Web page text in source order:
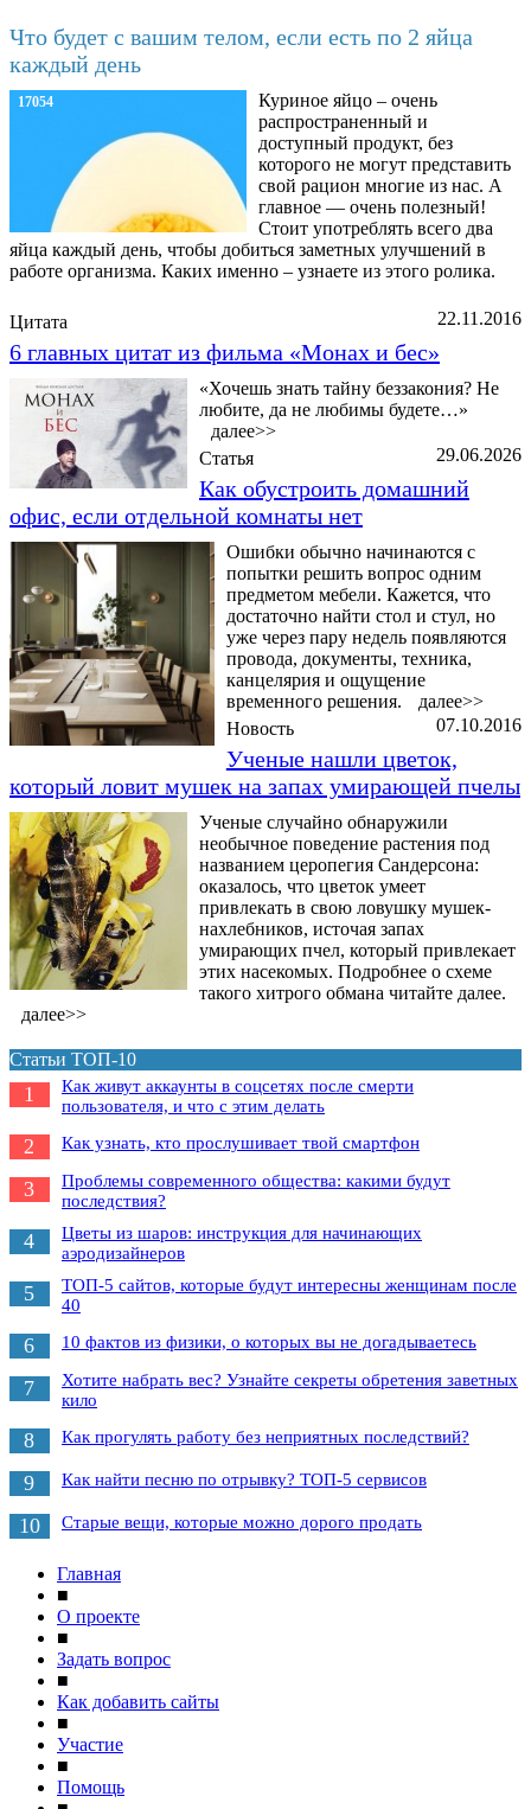
Что будет с вашим телом, если есть по 2 яйца
каждый день
17054
Куриное яйцо – очень
распространенный и
доступный продукт, без
которого не могут представить
свой рацион многие из нас. А
главное — очень полезный!
Стоит употреблять всего два
яйца каждый день, чтобы добиться заметных улучшений в
работе организма. Каких именно – узнаете из этого ролика.
22.11.2016
Цитата
6 главных цитат из фильма «Монах и бес»
«Хочешь знать тайну беззакония? Не
любите, да не любимы будете…»
далее>>
29.06.2026
Статья
Как обустроить домашний
офис, если отдельной комнаты нет
Ошибки обычно начинаются с
попытки решить вопрос одним
предметом мебели. Кажется, что
достаточно найти стол и стул, но
уже через пару недель появляются
провода, документы, техника,
канцелярия и ощущение
временного решения.
далее>>
07.10.2016
Новость
Ученые нашли цветок,
который ловит мушек на запах умирающей пчелы
Ученые случайно обнаружили
необычное поведение растения под
названием церопегия Сандерсона:
оказалось, что цветок умеет
привлекать в свою ловушку мушек-
нахлебников, источая запах
умирающих пчел, который привлекает
этих насекомых. Подробнее о схеме
такого хитрого обмана читайте далее.
далее>>
Статьи ТОП-10
1
Как живут аккаунты в соцсетях после смерти
пользователя, и что с этим делать
2 Как узнать, кто прослушивает твой смартфон
3
Проблемы современного общества: какими будут
последствия?
4
Цветы из шаров: инструкция для начинающих
аэродизайнеров
5
ТОП-5 сайтов, которые будут интересны женщинам после
40
6 10 фактов из физики, о которых вы не догадываетесь
7
Хотите набрать вес? Узнайте секреты обретения заветных
кило
8 Как прогулять работу без неприятных последствий?
9 Как найти песню по отрывку? ТОП-5 сервисов
10 Старые вещи, которые можно дорого продать
Главная
■
О проекте
■
Задать вопрос
■
Как добавить сайты
■
Участие
■
Помощь